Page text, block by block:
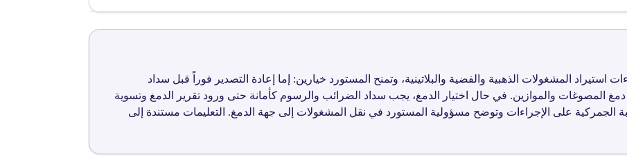
إلى تنظيم إجراءات استيراد المشغولات الذهبية والفضية والبلاتينية، وتمنح المستورد خيارين: إما إعادة التصدير فوراً قبل سداد
المصوغات والموازين. في حال اختيار الدمغ، يجب سداد الضرائب والرسوم كأمانة حتى ورود تقرير الدمغ وتسوية
الجمركية على الإجراءات وتوضح مسؤولية المستورد في نقل المشغولات إلى جهة الدمغ. التعليمات مستندة إلى